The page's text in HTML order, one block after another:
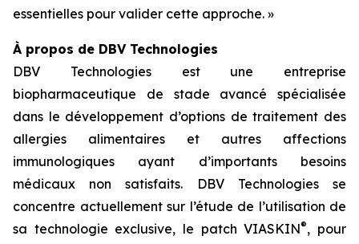
essentielles pour valider cette approche. »
À propos de DBV Technologies
DBV Technologies est une entreprise
biopharmaceutique de stade avancé spécialisée
dans le développement d’options de traitement des
allergies alimentaires et autres affections
immunologiques ayant d’importants besoins
médicaux non satisfaits. DBV Technologies se
concentre actuellement sur l’étude de l’utilisation de
sa technologie exclusive, le patch VIASKIN®, pour